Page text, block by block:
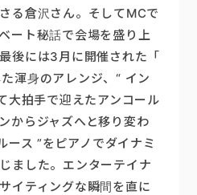
る倉沢さん。そしてMCで
ート秘話で会場を盛り上
後には3月に開催された「
渾身のアレンジ、“ イン
大拍手で迎えたアンコール
からジャズへと移り変わ
ース ”をピアノでダイナミ
ました。エンターテイナ
イティングな瞬間を直に